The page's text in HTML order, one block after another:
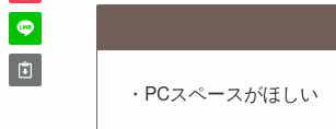
・PCスペースがほしい